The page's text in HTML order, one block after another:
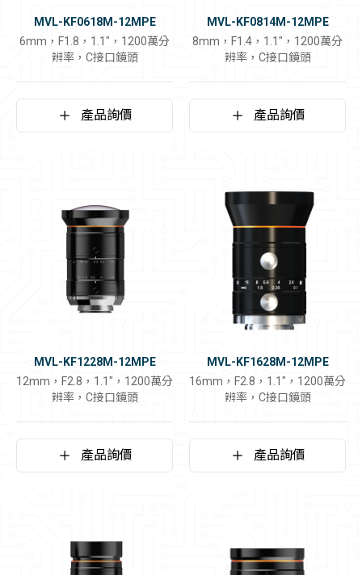
MVL-KF0618M-12MPE
6mm，F1.8，1.1"，1200萬分
辨率，C接口鏡頭
產品詢價
MVL-KF0814M-12MPE
8mm，F1.4，1.1"，1200萬分
辨率，C接口鏡頭
產品詢價
MVL-KF1228M-12MPE
12mm，F2.8，1.1"，1200萬分
辨率，C接口鏡頭
產品詢價
MVL-KF1628M-12MPE
16mm，F2.8，1.1"，1200萬分
辨率，C接口鏡頭
產品詢價